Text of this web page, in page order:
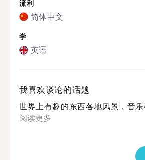
流利
简体中文
学
英语
我喜欢谈论的话题
世界上有趣的东西各地风景，音
阅读更多